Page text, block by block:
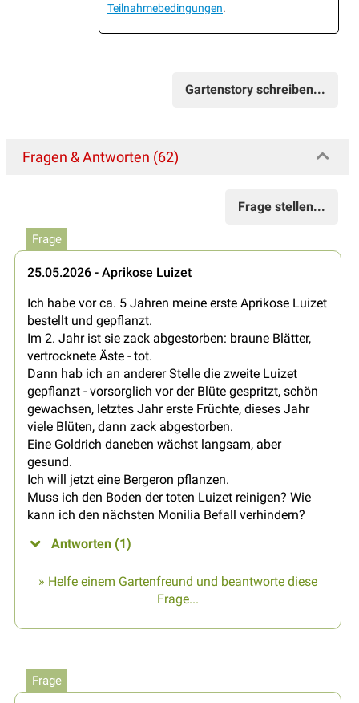
Teilnahmebedingungen.
Gartenstory schreiben...
Fragen & Antworten (62)
Frage stellen...
Frage
25.05.2026 - Aprikose Luizet
Ich habe vor ca. 5 Jahren meine erste Aprikose Luizet
bestellt und gepflanzt.
Im 2. Jahr ist sie zack abgestorben: braune Blätter,
vertrocknete Äste - tot.
Dann hab ich an anderer Stelle die zweite Luizet
gepflanzt - vorsorglich vor der Blüte gespritzt, schön
gewachsen, letztes Jahr erste Früchte, dieses Jahr
viele Blüten, dann zack abgestorben.
Eine Goldrich daneben wächst langsam, aber
gesund.
Ich will jetzt eine Bergeron pflanzen.
Muss ich den Boden der toten Luizet reinigen? Wie
kann ich den nächsten Monilia Befall verhindern?
Antworten (1)
» Helfe einem Gartenfreund und beantworte diese
Frage...
Frage